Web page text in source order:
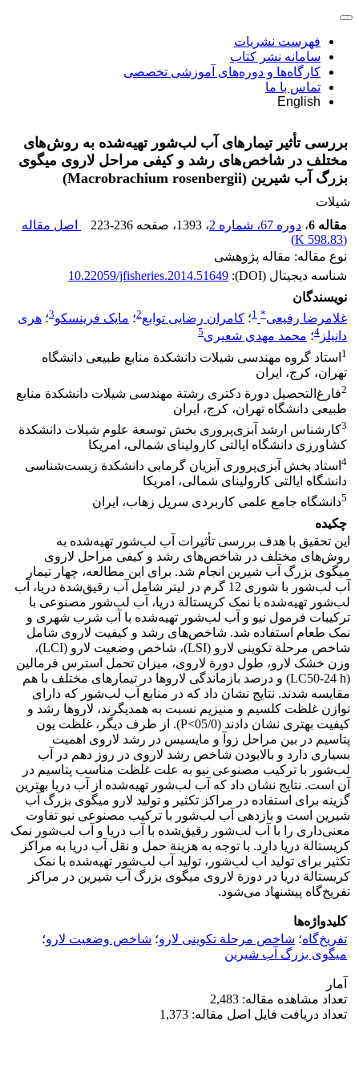
فهرست نشریات
سامانه نشر کتاب
کارگاه‌ها و دوره‌های آموزشی تخصصی
تماس با ما
English
بررسی تأثیر تیمارهای آب لب‌شور تهیه‌شده به روش‌های
مختلف در شاخص‌های رشد و کیفی مراحل لاروی میگوی
بزرگ آب شیرین (Macrobrachium rosenbergii)
شیلات
مقاله 6
، دوره 67، شماره 2 ، 1393 ، صفحه 223-236
اصل مقاله
(
598.83 K
)
نوع مقاله: مقاله پژوهشی
شناسه دیجیتال (DOI):
10.22059/jfisheries.2014.51649
نویسندگان
غلامرضا رفیعی*
1؛ کامران رضایی توابع2؛ مایک فرینسکو3؛ هری
دانیلز 4؛ محمد مهدی شعیری5
1 استاد گروه مهندسی شیلات دانشکدة منابع طبیعی دانشگاه
تهران، کرج، ایران
2فارغ‌التحصیل دورة دکتری رشتة مهندسی شیلات دانشکدة منابع
طبیعی دانشگاه تهران، کرج، ایران
3کارشناس ارشد آبزی‌پروری بخش توسعة علوم شیلات دانشکدة
کشاورزی دانشگاه ایالتی کارولینای شمالی، امریکا
4 استاد بخش آبزی‌پروری آبزیان گرمابی دانشکدة زیست‌شناسی
دانشگاه ایالتی کارولینای شمالی، امریکا
5دانشگاه جامع علمی کاربردی سرپل زهاب، ایران
چکیده
این تحقیق با هدف بررسی تأثیرات آب لب‌شور تهیه‌شده به
روش‌های مختلف در شاخص‌های رشد و کیفی مراحل لاروی
میگوی بزرگ آب شیرین انجام شد. برای این مطالعه، چهار تیمار
آب لب‌شور با شوری 12 گرم در لیتر شامل آب رقیق‌شدة دریا، آب
لب‌شور تهیه‌شده با نمک کریستالة دریا، آب لب‌شور مصنوعی با
ترکیبات فرمول نیو و آب لب‌شور تهیه‌شده با آب شرب شهری و
نمک طعام استفاده شد. شاخص‌های رشد و کیفیت لاروی شامل
شاخص مرحلة تکوینی لارو (LSI)، شاخص وضعیت لارو (LCI)،
وزن خشک لارو، طول دورة لاروی، میزان تحمل استرس فرمالین
(LC50-24 h) و درصد بازماندگی لاروها در تیمارهای مختلف با هم
مقایسه شدند. نتایج نشان داد که در منابع آب لب‌شور که دارای
توازن غلظت کلسیم و منیزیم نسبت به همدیگرند، لاروها رشد و
کیفیت بهتری نشان دادند (05/0˂P). از طرف دیگر، غلظت یون
پتاسیم در بین مراحل زوآ و مایسیس در رشد لاروی اهمیت
بسیاری دارد و بالابودن شاخص رشد لاروی در روز دهم در آب
لب‌شور با ترکیب مصنوعی نیو به علت غلظت مناسب پتاسیم در
آن است. نتایج نشان داد که آب لب‌شور تهیه‌شده از آب دریا بهترین
گزینه برای استفاده در مراکز تکثیر و تولید لارو میگوی بزرگ آب
شیرین است و بازدهی آب لب‌شور با ترکیب مصنوعی نیو تفاوت
معنی‌داری را با آب لب‌شور رقیق‌شده با آب دریا و آب لب‌شور نمک
کریستالة دریا دارد. با توجه به هزینة حمل و نقل آب دریا به مراکز
تکثیر برای تولید آب لب‌شور، تولید آب لب‌شور تهیه‌شده با نمک
کریستالة دریا در دورة لاروی میگوی بزرگ آب شیرین در مراکز
تفریخ‌گاه پیشنهاد می‌شود.
کلیدواژه‌ها
تفریخ‌گاه؛ شاخص مرحلة تکوینی لارو؛ شاخص وضعیت لارو؛
میگوی بزرگ آب شیرین
آمار
تعداد مشاهده مقاله: 2,483
تعداد دریافت فایل اصل مقاله: 1,373